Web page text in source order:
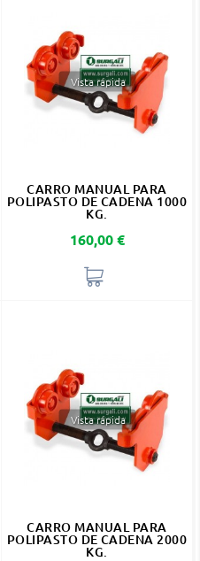
Vista rápida
CARRO MANUAL PARA
POLIPASTO DE CADENA 1000
KG.
Precio
160,00 €
Vista rápida
CARRO MANUAL PARA
POLIPASTO DE CADENA 2000
KG.